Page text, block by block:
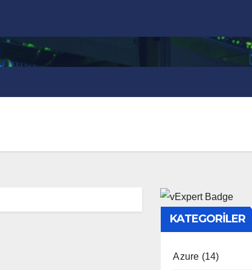
KATEGORILER
Azure (14)